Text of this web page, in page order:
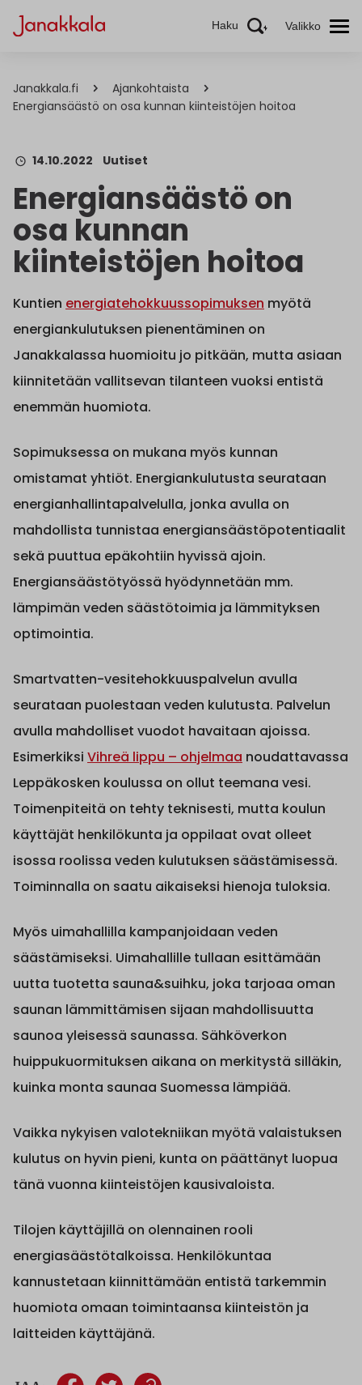
Haku Valikko
Janakkala.fi
Ajankohtaista
Energiansäästö on osa kunnan kiinteistöjen hoitoa
14.10.2022 Uutiset
Energiansäästö on
osa kunnan
kiinteistöjen hoitoa
Kuntien energiatehokkuussopimuksen myötä
energiankulutuksen pienentäminen on
Janakkalassa huomioitu jo pitkään, mutta asiaan
kiinnitetään vallitsevan tilanteen vuoksi entistä
enemmän huomiota.
Sopimuksessa on mukana myös kunnan
omistamat yhtiöt. Energiankulutusta seurataan
energianhallintapalvelulla, jonka avulla on
mahdollista tunnistaa energiansäästöpotentiaalit
sekä puuttua epäkohtiin hyvissä ajoin.
Energiansäästötyössä hyödynnetään mm.
lämpimän veden säästötoimia ja lämmityksen
optimointia.
Smartvatten-vesitehokkuuspalvelun avulla
seurataan puolestaan veden kulutusta. Palvelun
avulla mahdolliset vuodot havaitaan ajoissa.
Esimerkiksi Vihreä lippu – ohjelmaa noudattavassa
Leppäkosken koulussa on ollut teemana vesi.
Toimenpiteitä on tehty teknisesti, mutta koulun
käyttäjät henkilökunta ja oppilaat ovat olleet
isossa roolissa veden kulutuksen säästämisessä.
Toiminnalla on saatu aikaiseksi hienoja tuloksia.
Myös uimahallilla kampanjoidaan veden
säästämiseksi. Uimahallille tullaan esittämään
uutta tuotetta sauna&suihku, joka tarjoaa oman
saunan lämmittämisen sijaan mahdollisuutta
saunoa yleisessä saunassa. Sähköverkon
huippukuormituksen aikana on merkitystä silläkin,
kuinka monta saunaa Suomessa lämpiää.
Vaikka nykyisen valotekniikan myötä valaistuksen
kulutus on hyvin pieni, kunta on päättänyt luopua
tänä vuonna kiinteistöjen kausivaloista.
Tilojen käyttäjillä on olennainen rooli
energiasäästötalkoissa. Henkilökuntaa
kannustetaan kiinnittämään entistä tarkemmin
huomiota omaan toimintaansa kiinteistön ja
laitteiden käyttäjänä.